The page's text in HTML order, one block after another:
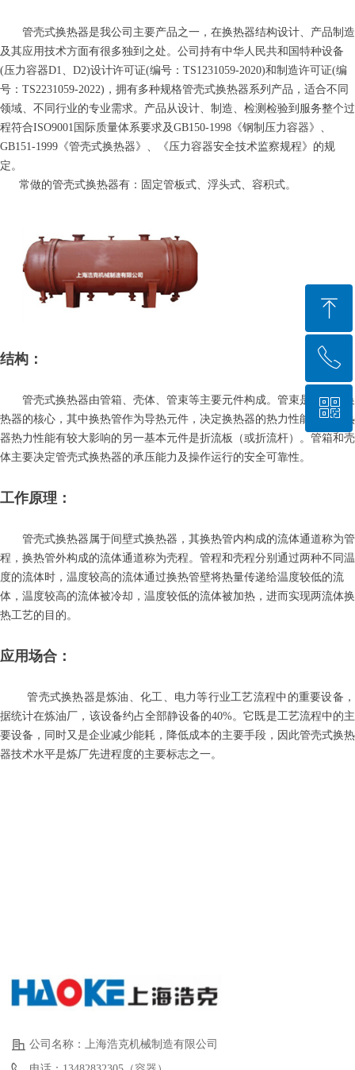
管壳式换热器是我公司主要产品之一，在换热器结构设计、产品制造
及其应用技术方面有很多独到之处。公司持有中华人民共和国特种设备
(压力容器D1、D2)设计许可证(编号：TS1231059-2020)和制造许可证(编
号：TS2231059-2022)，拥有多种规格管壳式换热器系列产品，适合不同
领域、不同行业的专业需求。产品从设计、制造、检测检验到服务整个过
程符合ISO9001国际质量体系要求及GB150-1998《钢制压力容器》、
GB151-1999《管壳式换热器》、《压力容器安全技术监察规程》的规
定。
常做的管壳式换热器有：固定管板式、浮头式、容积式。
结构：
管壳式换热器由管箱、壳体、管束等主要元件构成。管束是管壳式换
热器的核心，其中换热管作为导热元件，决定换热器的热力性能。对换热
器热力性能有较大影响的另一基本元件是折流板（或折流杆）。管箱和壳
体主要决定管壳式换热器的承压能力及操作运行的安全可靠性。
工作原理：
管壳式换热器属于间壁式换热器，其换热管内构成的流体通道称为管
程，换热管外构成的流体通道称为壳程。管程和壳程分别通过两种不同温
度的流体时，温度较高的流体通过换热管壁将热量传递给温度较低的流
体，温度较高的流体被冷却，温度较低的流体被加热，进而实现两流体换
热工艺的目的。
应用场合：
管壳式换热器是炼油、化工、电力等行业工艺流程中的重要设备，
据统计在炼油厂，该设备约占全部静设备的40%。它既是工艺流程中的主
要设备，同时又是企业减少能耗，降低成本的主要手段，因此管壳式换热
器技术水平是炼厂先进程度的主要标志之一。
公司名称： 上海浩克机械制造有限公司
ꁸ
回到顶部
ꂅ
021-57230091
ꀥ